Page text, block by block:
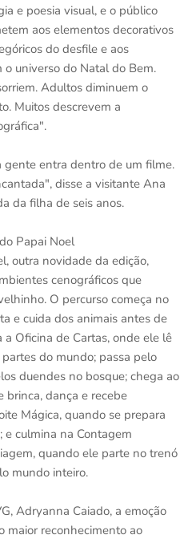
e poesia visual, e o público
aos elementos decorativos
do desfile e aos
universo do Natal do Bem.
Adultos diminuem o
Muitos descrevem a
gente entra dentro de um filme.
disse a visitante Ana
da filha de seis anos.
Papai Noel
outra novidade da edição,
cenográficos que
O percurso começa no
e cuida dos animais antes de
a Oficina de Cartas, onde ele lê
do mundo; passa pelo
duendes no bosque; chega ao
brinca, dança e recebe
Mágica, quando se prepara
culmina na Contagem
quando ele parte no trenó
mundo inteiro.
Adryanna Caiado, a emoção
maior reconhecimento ao